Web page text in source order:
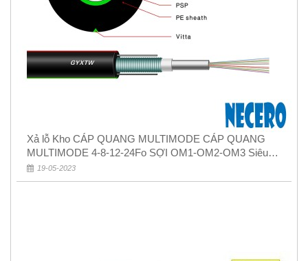
Xả lỗ Kho CÁP QUANG MULTIMODE CÁP QUANG
MULTIMODE 4-8-12-24Fo SỢI OM1-OM2-OM3 Siêu
Rẻ 5k
19-05-2023